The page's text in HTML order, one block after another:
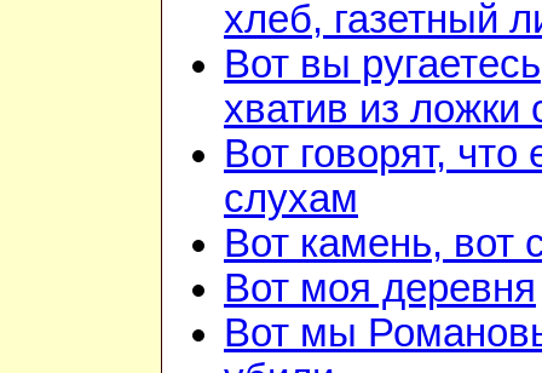
хлеб, газетный
Вот вы
хватив из ложки
Вот говорят, что
слухам
Вот камень, вот
Вот моя деревня
Вот мы